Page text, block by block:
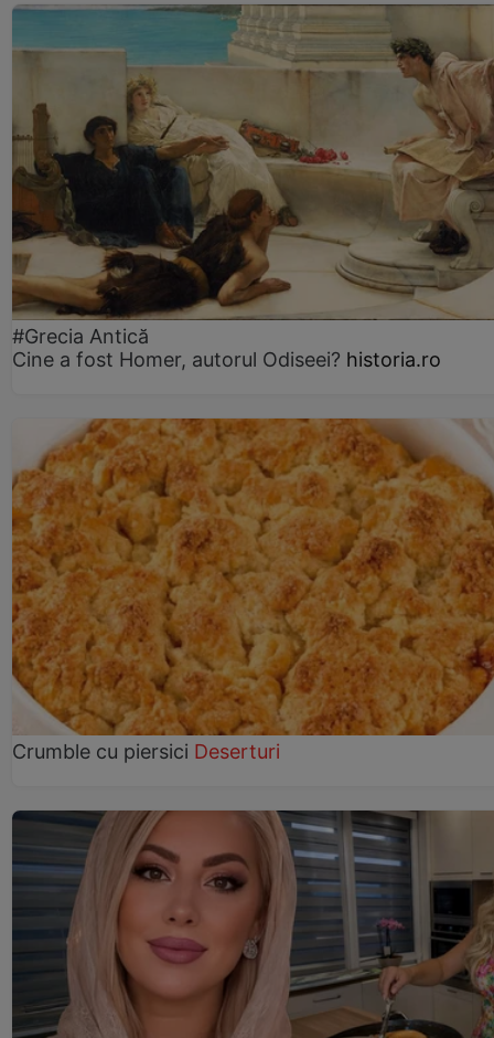
#Grecia Antică
Cine a fost Homer, autorul Odiseei? historia.ro
Crumble cu piersici Deserturi